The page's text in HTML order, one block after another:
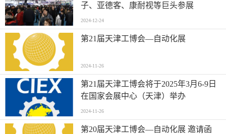
子、亚德客、康耐视等巨头参展
2024-12-24
第21届天津工博会—自动化展
2024-11-26
第21届天津工博会将于2025年3月6-9日
在国家会展中心（天津）举办
2024-11-26
第20届天津工博会—自动化展 邀请函